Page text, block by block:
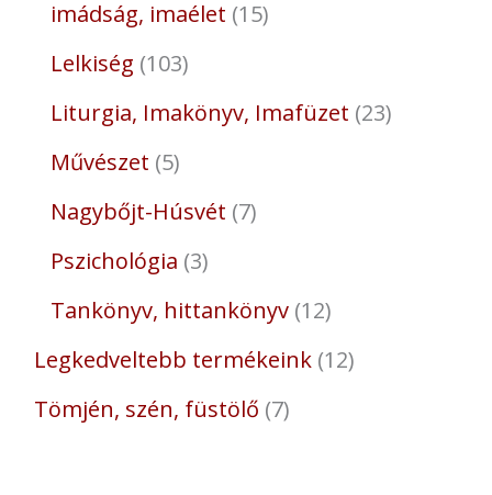
imádság, imaélet 15
Lelkiség 103
Liturgia, Imakönyv, Imafüzet 23
Művészet 5
Nagybőjt-Húsvét 7
Pszichológia 3
Tankönyv, hittankönyv 12
Legkedveltebb termékeink 12
Tömjén, szén, füstölő 7